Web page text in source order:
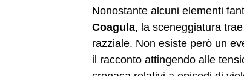
Nonostante alcuni elementi
Coagula, la sceneggiatura
razziale. Non esiste però un
il racconto attingendo alle